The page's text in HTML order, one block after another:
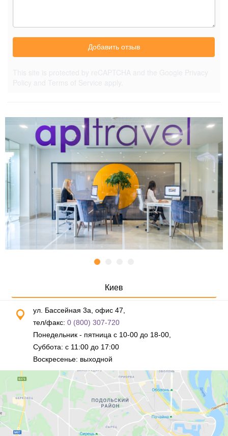
Добавить отзыв
Киев
ул. Бассейная 3а, офис 47,
тел/факс: 0 (800) 307-720
Понедельник - пятница с 10-00 до 18-00,
Суббота: с 11:00 до 17:00
Воскресенье: выходной